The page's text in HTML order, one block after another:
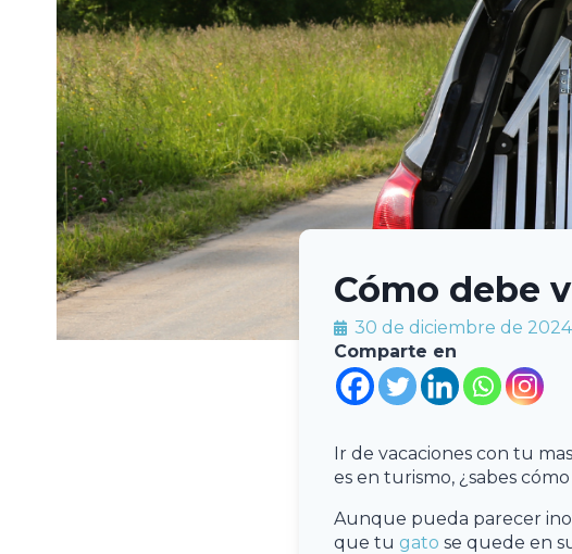
Cómo debe
30 de diciembre de 2024
Comparte en
Ir de vacaciones con tu
es en turismo, ¿sabes cómo
Aunque pueda parecer
que tu gato se quede en